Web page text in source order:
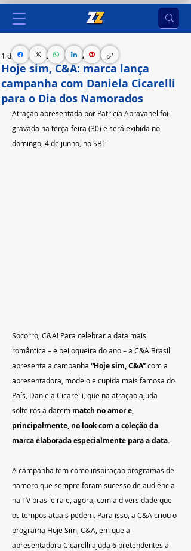
Hoje sim, C&A: marca lança
campanha com Daniela Cicarelli
para o Dia dos Namorados
1 de jun. de 2023 3 min de leitura
Atração apresentada por Patricia Abravanel foi
gravada na terça-feira (30) e será exibida no
domingo, 4 de junho, no SBT
Socorro, C&A! Para celebrar a data mais
romântica – e beijoqueira do ano – a C&A Brasil
apresenta a campanha “Hoje sim, C&A” com a
apresentadora, modelo e cupida mais famosa do
País, Daniela Cicarelli, que na atração ajuda
solteiros a darem match no amor e,
principalmente, no look com a coleção da
marca elaborada especialmente para a data.
A campanha tem como inspiração programas de
namoro que sempre foram sucesso de audiência
na TV brasileira e, agora, com a diversidade que
os tempos atuais pedem. Para isso, a C&A criou o
programa Hoje Sim, C&A, em que a
apresentadora Cicarelli ajuda 6 pretendentes a